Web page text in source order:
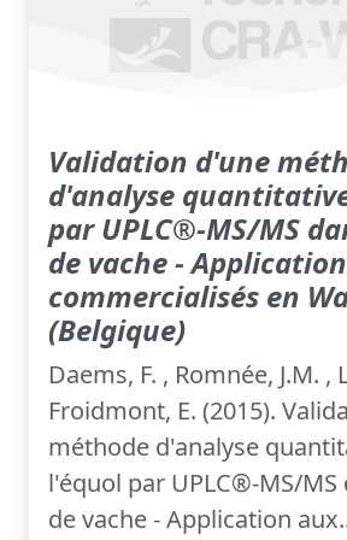
Validation d'une
d'analyse
par UPLC®-MS/MS
de vache -
commercialisés en
(Belgique)
Daems, F. , Romnée, J.M. ,
Froidmont, E. (2015).
méthode d'analyse
l'équol par UPLC®-MS/MS
de vache - Application